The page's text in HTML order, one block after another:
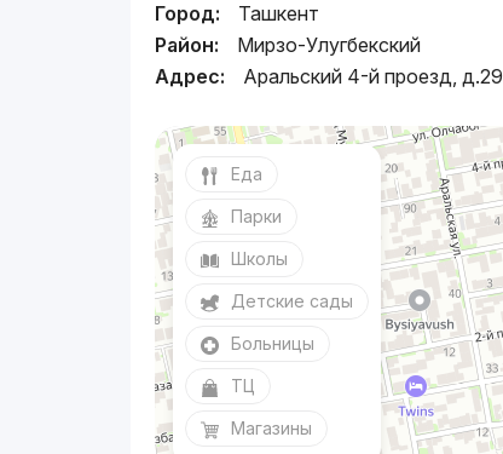
Город:
Ташкент
Район:
Мирзо-Улугбекский
Адрес:
Аральский 4-й проезд, д.29
Еда
Парки
Школы
Детские сады
Больницы
ТЦ
Магазины